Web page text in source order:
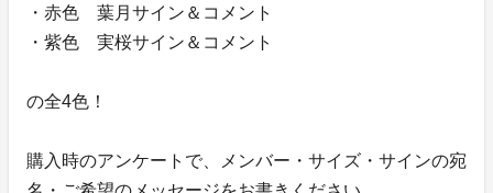
・赤色 葉月サイン＆コメント
・紫色 実桜サイン＆コメント
の全4色！
購入時のアンケートで、メンバー・サイズ・サインの宛